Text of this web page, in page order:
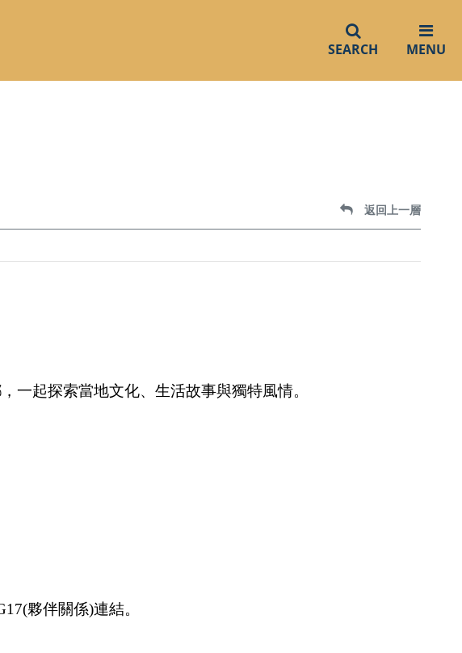
SEARCH MENU
返回上一層
一起探索當地文化、生活故事與獨特風情。
夥伴關係)連結。